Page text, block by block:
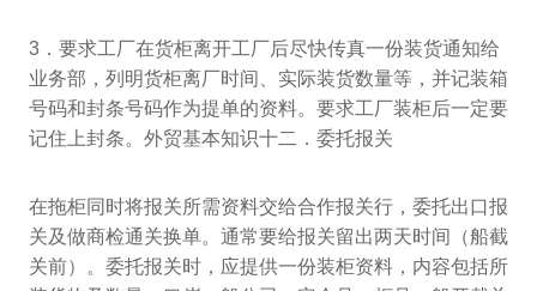
3．要求工厂在货柜离开工厂后尽快传真一份装货通知给
业务部，列明货柜离厂时间、实际装货数量等，并记装箱
号码和封条号码作为提单的资料。要求工厂装柜后一定要
记住上封条。外贸基本知识十二．委托报关
在拖柜同时将报关所需资料交给合作报关行，委托出口报
关及做商检通关换单。通常要给报关留出两天时间（船截
关前）。委托报关时，应提供一份装柜资料，内容包括所